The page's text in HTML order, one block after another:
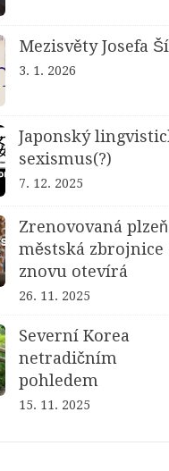
Mezisvěty Josefa
3. 1. 2026
Japonský
sexismus(?)
7. 12. 2025
Zrenovovaná
městská zbrojnice
znovu otevírá
26. 11. 2025
Severní Korea
netradičním
pohledem
15. 11. 2025